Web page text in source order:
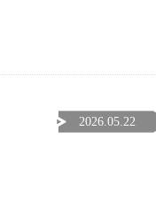
2026.05.22